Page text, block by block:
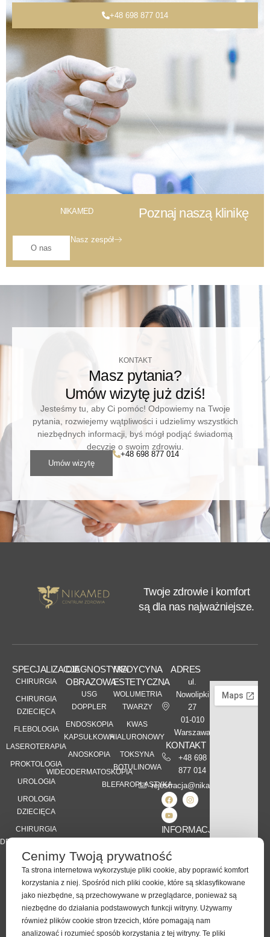
+48 698 877 014
NIKAMED Poznaj naszą klinikę
O nas
Nasz zespół
KONTAKT
Masz pytania?
Umów wizytę już dziś!
Jesteśmy tu, aby Ci pomóc! Odpowiemy na Twoje
pytania, rozwiejemy wątpliwości i udzielimy wszystkich
niezbędnych informacji, byś mógł podjąć świadomą
decyzję o swoim zdrowiu.
Umów wizytę
+48 698 877 014
Twoje zdrowie i komfort
są dla nas najważniejsze.
SPECJALIZACJE
CHIRURGIA
CHIRURGIA
DZIECIĘCA
FLEBOLOGIA
LASEROTERAPIA
PROKTOLOGIA
UROLOGIA
UROLOGIA
DZIECIĘCA
CHIRURGIA
DERMATOLOGICZNA
DIETETYKA
KLINICZNA
DIAGNOSTYKA
OBRAZOWA
USG
DOPPLER
ENDOSKOPIA
KAPSUŁKOWA
ANOSKOPIA
WIDEODERMATOSKOPIA
MEDYCYNA
ESTETYCZNA
WOLUMETRIA
TWARZY
KWAS
HIALURONOWY
TOKSYNA
BOTULINOWA
BLEFAROPLASTYKA
ADRES
ul.
Nowolipki
27
01-010
Warszawa
KONTAKT
+48 698
877 014
rejestracja@nikamed.pl
INFORMACJE
Karta Praw
Pacjenta
RODO
Polityka
Prywatności
Cenimy Twoją prywatność
Ta strona internetowa wykorzystuje pliki cookie, aby poprawić komfort
korzystania z niej. Spośród nich pliki cookie, które są sklasyfikowane
jako niezbędne, są przechowywane w przeglądarce, ponieważ są
niezbędne do działania podstawowych funkcji witryny. Używamy
również plików cookie stron trzecich, które pomagają nam
analizować i rozumieć sposób korzystania z tej witryny. Te pliki